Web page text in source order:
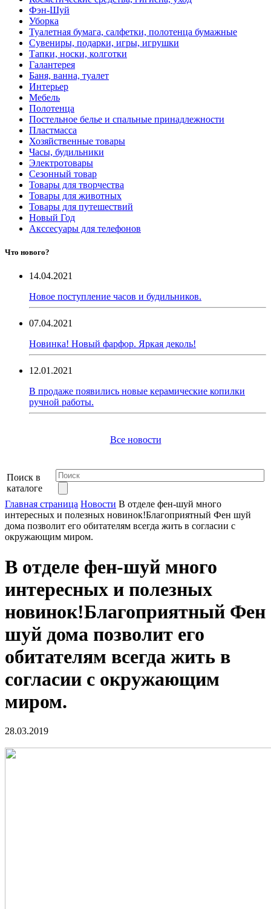
Фэн-Шуй
Уборка
Туалетная бумага, салфетки, полотенца бумажные
Сувениры, подарки, игры, игрушки
Тапки, носки, колготки
Галантерея
Баня, ванна, туалет
Интерьер
Мебель
Полотенца
Постельное белье и спальные принадлежности
Пластмасса
Хозяйственные товары
Часы, будильники
Электротовары
Сезонный товар
Товары для творчества
Товары для животных
Товары для путешествий
Новый Год
Акссесуары для телефонов
Что нового?
14.04.2021
Новое поступление часов и будильников.
07.04.2021
Новинка! Новый фарфор. Яркая деколь!
12.01.2021
В продаже появились новые керамические копилки
ручной работы.
Все новости
Поиск в
каталоге
Главная страница Новости В отделе фен-шуй много
интересных и полезных новинок!Благоприятный Фен шуй
дома позволит его обитателям всегда жить в согласии с
окружающим миром.
В отделе фен-шуй много
интересных и полезных
новинок!Благоприятный Фен
шуй дома позволит его
обитателям всегда жить в
согласии с окружающим
миром.
28.03.2019